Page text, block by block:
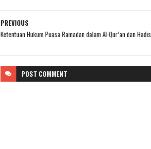
PREVIOUS
Ketentuan Hukum Puasa Ramadan dalam Al-Qur’an dan Hadis
POST COMMENT